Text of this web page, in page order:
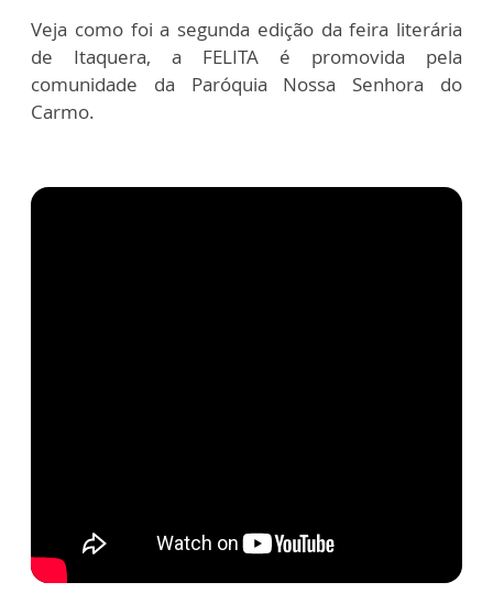
Veja como foi a segunda edição da feira literária
de Itaquera, a FELITA é promovida pela
comunidade da Paróquia Nossa Senhora do
Carmo.